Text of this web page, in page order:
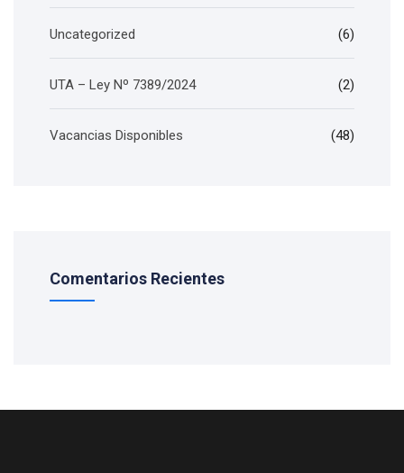
Uncategorized (6)
UTA – Ley Nº 7389/2024 (2)
Vacancias Disponibles (48)
Comentarios Recientes